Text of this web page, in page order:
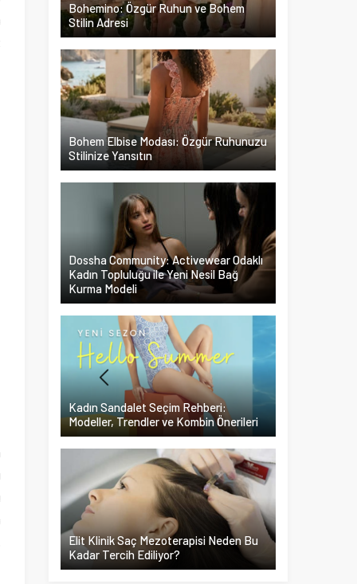
Bohemino: Özgür Ruhun ve Bohem
Stilin Adresi
Bohem Elbise Modası: Özgür Ruhunuzu
Stilinize Yansıtın
Dossha Community: Activewear Odaklı
Kadın Topluluğu ile Yeni Nesil Bağ
Kurma Modeli
Kadın Sandalet Seçim Rehberi:
Modeller, Trendler ve Kombin Önerileri
Elit Klinik Saç Mezoterapisi Neden Bu
Kadar Tercih Ediliyor?